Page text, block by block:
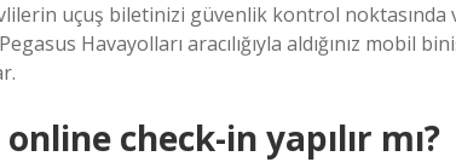
uçuş biletinizi güvenlik kontrol noktasında
Havayolları aracılığıyla aldığınız mobil
check-in yapılır mı?